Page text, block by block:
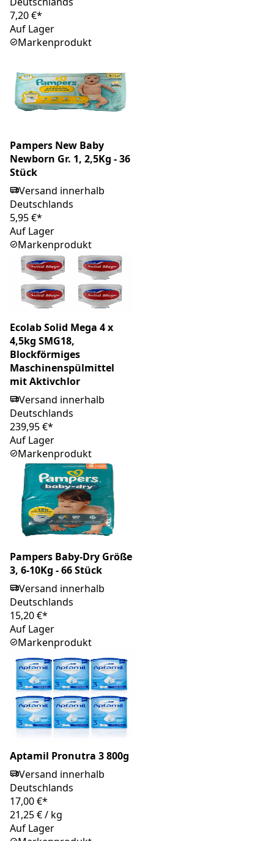
7,20 €*
Auf Lager
Markenprodukt
Pampers New Baby
Newborn Gr. 1, 2,5Kg - 36
Stück
Versand innerhalb
Deutschlands
5,95 €*
Auf Lager
Markenprodukt
Ecolab Solid Mega 4 x
4,5kg SMG18,
Blockförmiges
Maschinenspülmittel
mit Aktivchlor
Versand innerhalb
Deutschlands
239,95 €*
Auf Lager
Markenprodukt
Pampers Baby-Dry Größe
3, 6-10Kg - 66 Stück
Versand innerhalb
Deutschlands
15,20 €*
Auf Lager
Markenprodukt
Aptamil Pronutra 3 800g
Versand innerhalb
Deutschlands
17,00 €*
21,25 €/ kg
Auf Lager